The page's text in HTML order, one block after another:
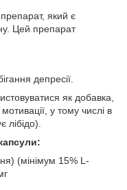
який є
Цей препарат
депресії.
як добавка,
у тому числі в
лібідо).
(мінімум 15% L-